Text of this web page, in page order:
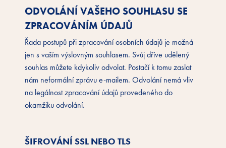
ODVOLÁNÍ VAŠEHO SOUHLASU SE
ZPRACOVÁNÍM ÚDAJŮ
Řada postupů při zpracování osobních údajů je možná
jen s vaším výslovným souhlasem. Svůj dříve udělený
souhlas můžete kdykoliv odvolat. Postačí k tomu zaslat
nám neformální zprávu e-mailem. Odvolání nemá vliv
na legálnost zpracování údajů provedeného do
okamžiku odvolání.
ŠIFROVÁNÍ SSL NEBO TLS